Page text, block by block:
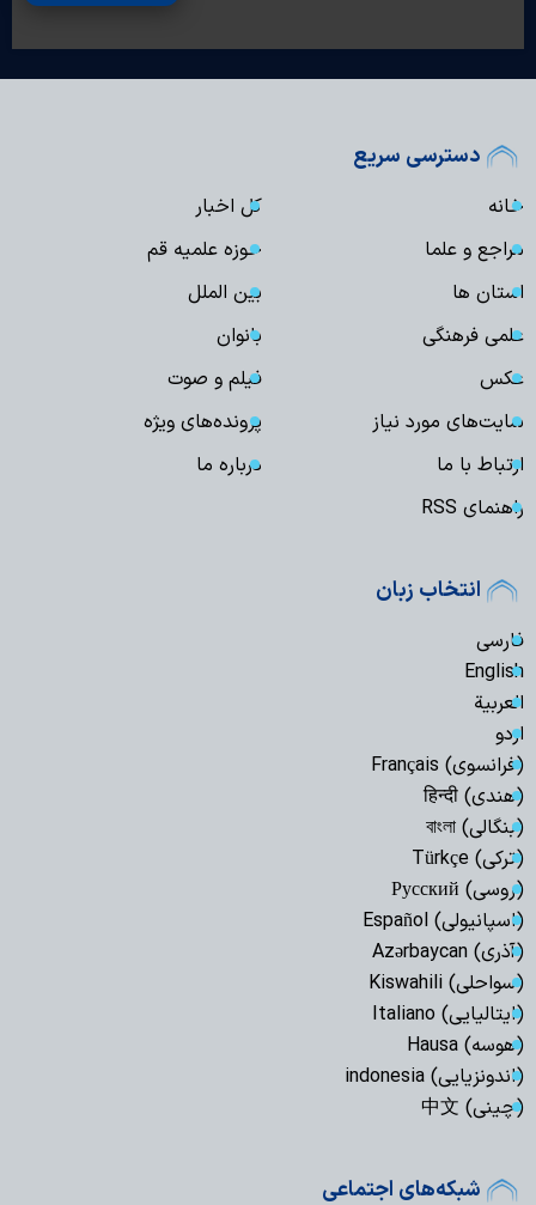
دسترسی سریع
خانه
کل اخبار
مراجع و علما
حوزه علمیه قم
استان ها
بین الملل
علمی فرهنگی
بانوان
عکس
فیلم و صوت
سایت‌های مورد نیاز
پرونده‌های ویژه
ارتباط با ما
درباره ما
راهنمای RSS
انتخاب زبان
فارسی
English
العربیة
اردو
(فرانسوی) Français
(هندی) हिन्दी
(بنگالی) বাংলা
(ترکی) Türkçe
(روسی) Русский
(اسپانیولی) Español
(آذری) Azərbaycan
(سواحلی) Kiswahili
(ایتالیایی) Italiano
(هوسه) Hausa
(اندونزیایی) indonesia
(چینی) 中文
شبکه‌های اجتماعی